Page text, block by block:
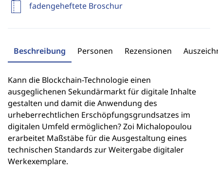
fadengeheftete Broschur
Beschreibung Personen Rezensionen
Kann die Blockchain-Technologie einen
ausgeglichenen Sekundärmarkt für digitale Inhalte
gestalten und damit die Anwendung des
urheberrechtlichen Erschöpfungsgrundsatzes im
digitalen Umfeld ermöglichen? Zoi Michalopoulou
erarbeitet Maßstäbe für die Ausgestaltung eines
technischen Standards zur Weitergabe digitaler
Werkexemplare.